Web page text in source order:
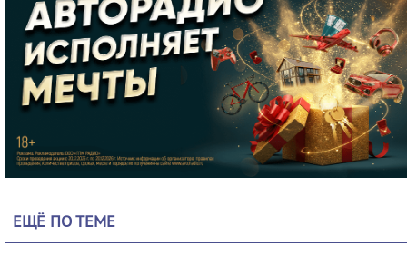
ЕЩЁ ПО ТЕМЕ